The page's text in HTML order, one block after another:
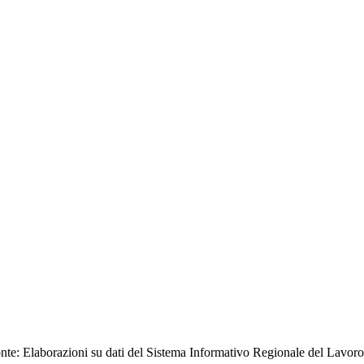
Elaborazioni su dati del Sistema Informativo Regionale del Lavoro